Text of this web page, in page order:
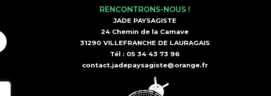
RENCONTRONS-NOUS !
JADE PAYSAGISTE
24 Chemin de la Camave
31290 VILLEFRANCHE DE LAURAGAIS
Tél : 05 34 43 73 96
contact.jadepaysagiste@orange.fr